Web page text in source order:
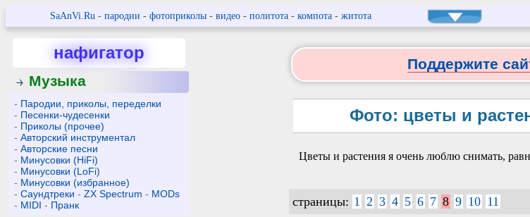
SaAnVi.Ru- пародии - фотоприколы- видео- политота- компота- житота
нафигатор
Музыка
- Пародии, приколы, переделки
- Песенки-чудесенки
- Приколы (прочее)
-Авторский инструментал
-Авторские песни
- Минусовки (HiFi)
- Минусовки (LoFi)
- Минусовки (избранное)
-Саундтреки -ZX Spectrum - MODs
- MIDI - Пранк
Поддержите
Фото: цветы и
Цветы и растения я очень люблю снимать,
страницы: 1 2 3 4 5 6 7 8 9 10 11